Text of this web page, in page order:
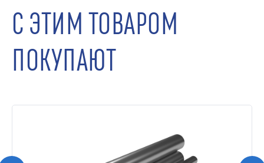
С ЭТИМ ТОВАРОМ
ПОКУПАЮТ